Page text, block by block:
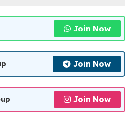
Join Now
Join Now
Join Now